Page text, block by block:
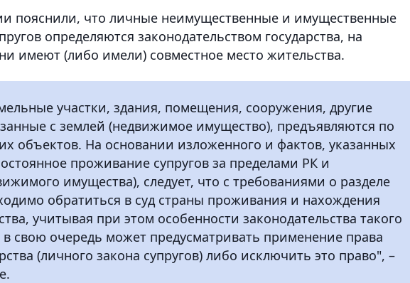
пояснили, что личные неимущественные и имущественные
определяются законодательством государства, на
имеют (либо имели) совместное место жительства.
участки, здания, помещения, сооружения, другие
с землей (недвижимое имущество), предъявляются по
объектов. На основании изложенного и фактов, указанных
проживание супругов за пределами РК и
имущества), следует, что с требованиями о разделе
обратиться в суд страны проживания и нахождения
учитывая при этом особенности законодательства такого
в свою очередь может предусматривать применение права
(личного закона супругов) либо исключить это право", –